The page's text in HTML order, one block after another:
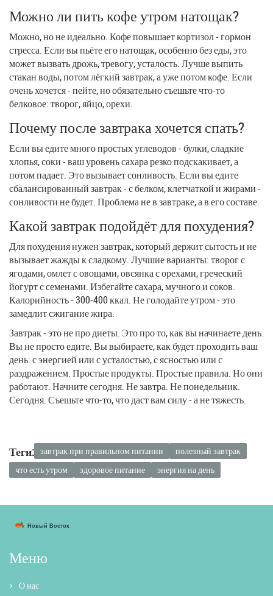
Можно ли пить кофе утром натощак?
Можно, но не идеально. Кофе повышает кортизол - гормон
стресса. Если вы пьёте его натощак, особенно без еды, это
может вызвать дрожь, тревогу, усталость. Лучше выпить
стакан воды, потом лёгкий завтрак, а уже потом кофе. Если
очень хочется - пейте, но обязательно съешьте что-то
белковое: творог, яйцо, орехи.
Почему после завтрака хочется спать?
Если вы едите много простых углеводов - булки, сладкие
хлопья, соки - ваш уровень сахара резко подскакивает, а
потом падает. Это вызывает сонливость. Если вы едите
сбалансированный завтрак - с белком, клетчаткой и жирами -
сонливости не будет. Проблема не в завтраке, а в его составе.
Какой завтрак подойдёт для похудения?
Для похудения нужен завтрак, который держит сытость и не
вызывает жажды к сладкому. Лучшие варианты: творог с
ягодами, омлет с овощами, овсянка с орехами, греческий
йогурт с семенами. Избегайте сахара, мучного и соков.
Калорийность - 300-400 ккал. Не голодайте утром - это
замедлит сжигание жира.
Завтрак - это не про диеты. Это про то, как вы начинаете день.
Вы не просто едите. Вы выбираете, как будет проходить ваш
день: с энергией или с усталостью, с ясностью или с
раздражением. Простые продукты. Простые правила. Но они
работают. Начните сегодня. Не завтра. Не понедельник.
Сегодня. Съешьте что-то, что даст вам силу - а не тяжесть.
Теги: завтрак при правильном питании
полезный завтрак
что есть утром
здоровое питание энергия на день
Меню
О нас